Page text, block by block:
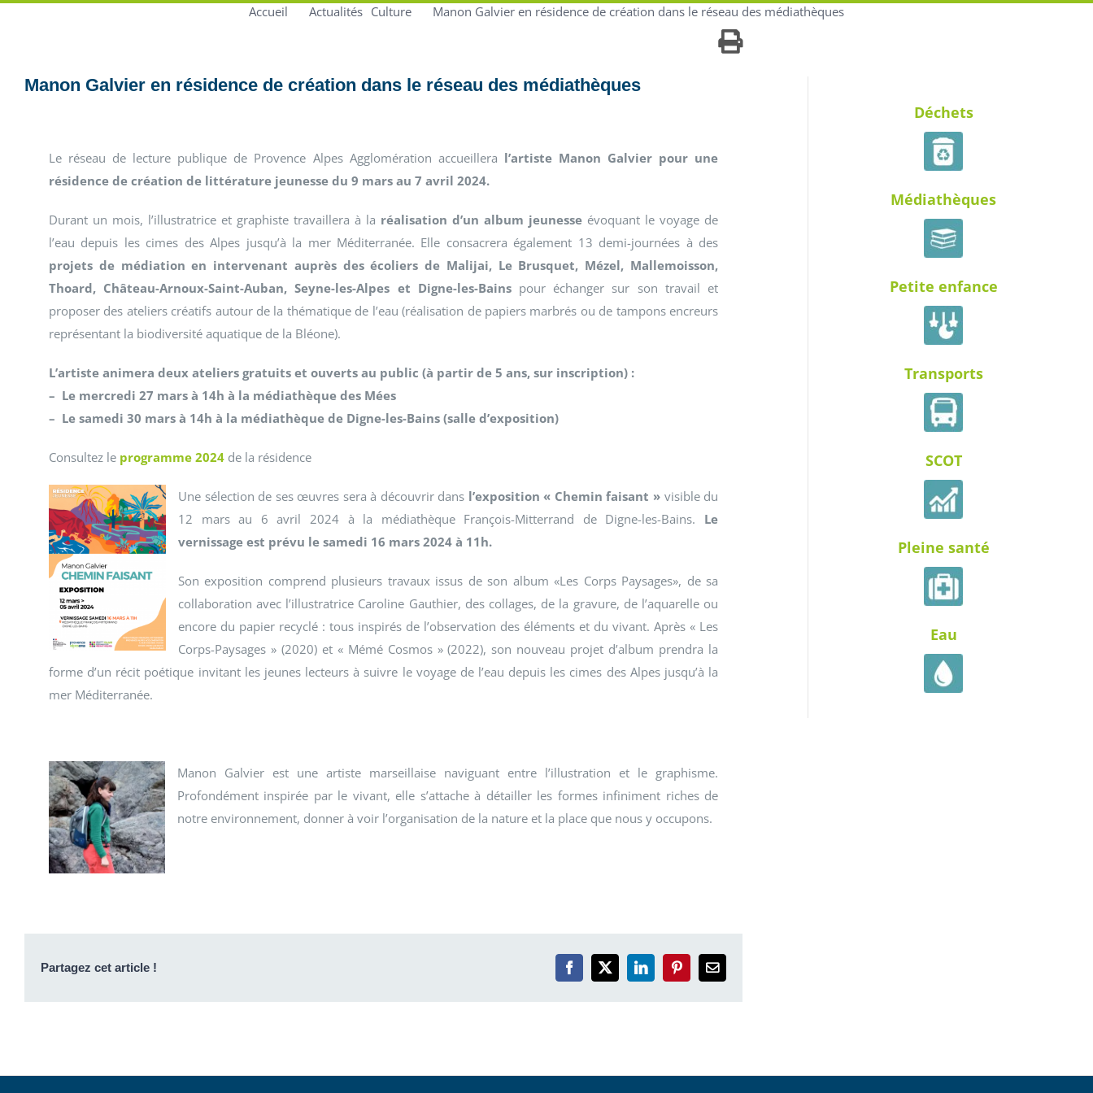
Accueil Actualités Culture Manon Galvier en résidence de création dans le réseau des médiathèques
Manon Galvier en résidence de création dans le réseau des médiathèques
Le réseau de lecture publique de Provence Alpes Agglomération accueillera l’artiste Manon Galvier pour une
résidence de création de littérature jeunesse du 9 mars au 7 avril 2024.
Durant un mois, l’illustratrice et graphiste travaillera à la réalisation d’un album jeunesse évoquant le voyage de
l’eau depuis les cimes des Alpes jusqu’à la mer Méditerranée. Elle consacrera également 13 demi-journées à des
projets de médiation en intervenant auprès des écoliers de Malijai, Le Brusquet, Mézel, Mallemoisson,
Thoard, Château-Arnoux-Saint-Auban, Seyne-les-Alpes et Digne-les-Bainspour échanger sur son travail et
proposer des ateliers créatifs autour de la thématique de l’eau (réalisation de papiers marbrés ou de tampons encreurs
représentant la biodiversité aquatique de la Bléone).
L’artiste animera deux ateliers gratuits et ouverts au public (à partir de 5 ans, sur inscription) :
– Le mercredi 27 mars à 14h à la médiathèque des Mées
– Le samedi 30 mars à 14h à la médiathèque de Digne-les-Bains (salle d’exposition)
Consultez le programme 2024de la résidence
Une sélection de ses œuvres sera à découvrir dans l’exposition « Chemin faisant »visible du
12 mars au 6 avril 2024 à la médiathèque François-Mitterrand de Digne-les-Bains. Le
vernissage est prévu le samedi 16 mars 2024 à 11h.
Son exposition comprend plusieurs travaux issus de son album «Les Corps Paysages», de sa
collaboration avec l’illustratrice Caroline Gauthier, des collages, de la gravure, de l’aquarelle ou
encore du papier recyclé : tous inspirés de l’observation des éléments et du vivant. Après « Les
Corps-Paysages » (2020) et « Mémé Cosmos » (2022), son nouveau projet d’album prendra la
forme d’un récit poétique invitant les jeunes lecteurs à suivre le voyage de l’eau depuis les cimes des Alpes jusqu’à la
mer Méditerranée.
Manon Galvier est une artiste marseillaise naviguant entre l’illustration et le graphisme.
Profondément inspirée par le vivant, elle s’attache à détailler les formes infiniment riches de
notre environnement, donner à voir l’organisation de la nature et la place que nous y occupons.
Partagez cet article ! Facebook
X LinkedInPinterestEmail
Déchets
Médiathèques
Petite enfance
Transports
SCOT
Pleine santé
Eau